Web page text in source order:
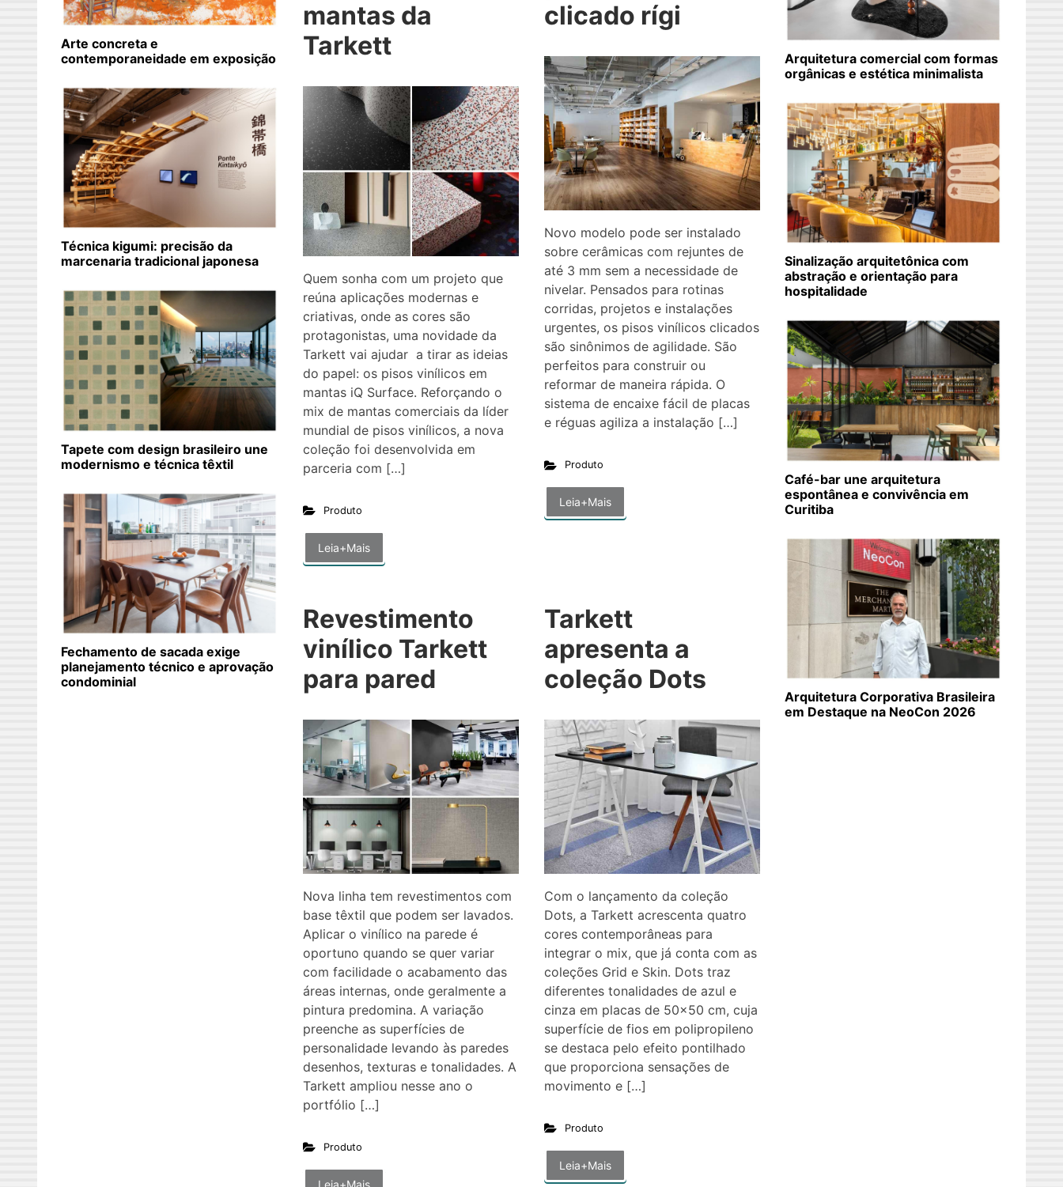
mantas da
Tarkett
Quem sonha com um projeto que
reúna aplicações modernas e
criativas, onde as cores são
protagonistas, uma novidade da
Tarkett vai ajudar a tirar as ideias
do papel: os pisos vinílicos em
mantas iQ Surface. Reforçando o
mix de mantas comerciais da líder
mundial de pisos vinílicos, a nova
coleção foi desenvolvida em
parceria com […]
Produto
Leia+Mais
clicado rígi
Novo modelo pode ser instalado
sobre cerâmicas com rejuntes de
até 3 mm sem a necessidade de
nivelar. Pensados para rotinas
corridas, projetos e instalações
urgentes, os pisos vinílicos clicados
são sinônimos de agilidade. São
perfeitos para construir ou
reformar de maneira rápida. O
sistema de encaixe fácil de placas
e réguas agiliza a instalação […]
Produto
Leia+Mais
Revestimento
vinílico Tarkett
para pared
Nova linha tem revestimentos com
base têxtil que podem ser lavados.
Aplicar o vinílico na parede é
oportuno quando se quer variar
com facilidade o acabamento das
áreas internas, onde geralmente a
pintura predomina. A variação
preenche as superfícies de
personalidade levando às paredes
desenhos, texturas e tonalidades. A
Tarkett ampliou nesse ano o
portfólio […]
Produto
Leia+Mais
Tarkett
apresenta a
coleção Dots
Com o lançamento da coleção
Dots, a Tarkett acrescenta quatro
cores contemporâneas para
integrar o mix, que já conta com as
coleções Grid e Skin. Dots traz
diferentes tonalidades de azul e
cinza em placas de 50×50 cm, cuja
superfície de fios em polipropileno
se destaca pelo efeito pontilhado
que proporciona sensações de
movimento e […]
Produto
Leia+Mais
Arte concreta e
contemporaneidade em exposição
Técnica kigumi: precisão da
marcenaria tradicional japonesa
Tapete com design brasileiro une
modernismo e técnica têxtil
Fechamento de sacada exige
planejamento técnico e aprovação
condominial
Arquitetura comercial com formas
orgânicas e estética minimalista
Sinalização arquitetônica com
abstração e orientação para
hospitalidade
Café-bar une arquitetura
espontânea e convivência em
Curitiba
Arquitetura Corporativa Brasileira
em Destaque na NeoCon 2026